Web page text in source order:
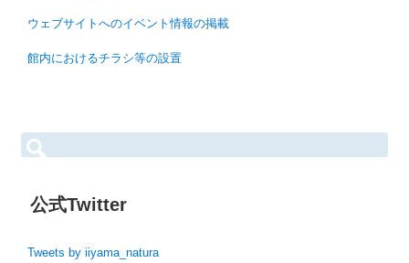
ウェブサイトへのイベント情報の掲載
館内におけるチラシ等の設置
検
索:
公式Twitter
Tweets by iiyama_natura